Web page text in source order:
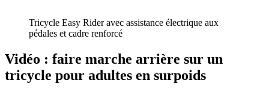
Tricycle Easy Rider avec assistance électrique aux
pédales et cadre renforcé
Vidéo : faire marche arrière sur un
tricycle pour adultes en surpoids